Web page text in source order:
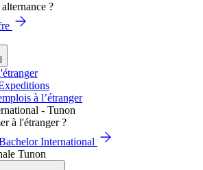
?
à l’étranger
à l'étranger ?
International
Tunon